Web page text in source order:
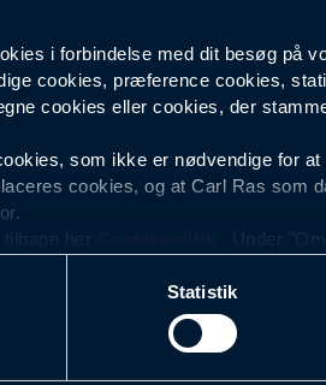
i forbindelse med dit besøg på
cookies, præference cookies,
cookies eller cookies, der
som ikke er nødvendige for at
cookies, og at Carl Ras som
her
. Under
design, brugervenlighed og
der er mest populære, og
Statistik
Dame